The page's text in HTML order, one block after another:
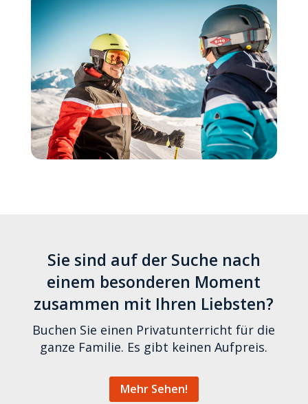
Sie sind auf der Suche nach
einem besonderen Moment
zusammen mit Ihren Liebsten?
Buchen Sie einen Privatunterricht für die
ganze Familie. Es gibt keinen Aufpreis.
Mehr Sehen!